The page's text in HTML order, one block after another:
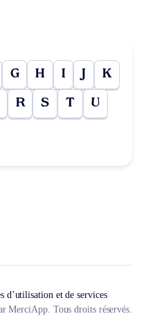
G H I J K
R S T U
d’utilisation et de services
MerciApp. Tous droits réservés.